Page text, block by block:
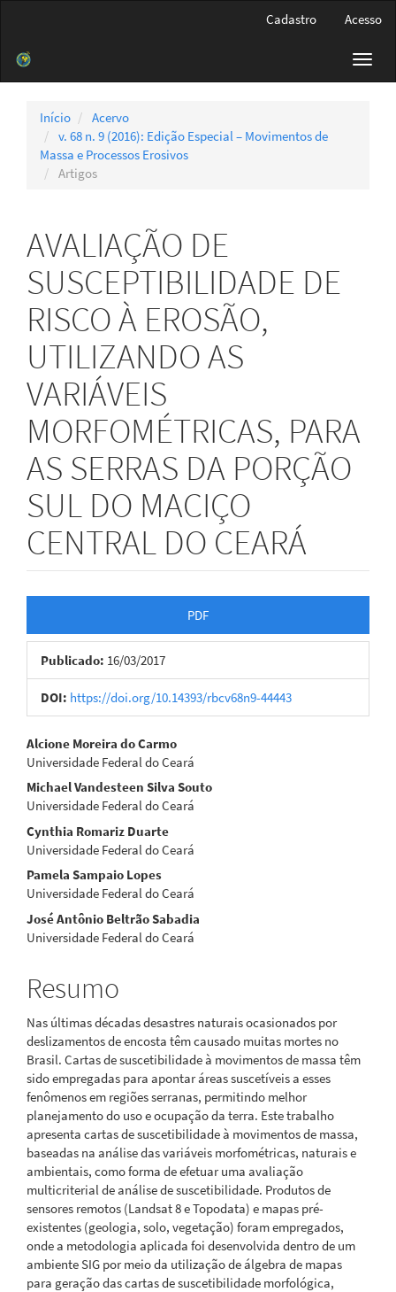
Barra
Cadastro Acesso
Início
Acervo
v. 68 n. 9 (2016): Edição Especial – Movimentos de
Massa e Processos Erosivos
Artigos
AVALIAÇÃO DE
SUSCEPTIBILIDADE DE
RISCO À EROSÃO,
UTILIZANDO AS
VARIÁVEIS
MORFOMÉTRICAS, PARA
AS SERRAS DA PORÇÃO
SUL DO MACIÇO
CENTRAL DO CEARÁ
lateral
de
artigos
PDF
Publicado: 16/03/2017
DOI: https://doi.org/10.14393/rbcv68n9-44443
Conteúdo
do
artigo
principal
Alcione Moreira do Carmo
Universidade Federal do Ceará
Michael Vandesteen Silva Souto
Universidade Federal do Ceará
Cynthia Romariz Duarte
Universidade Federal do Ceará
Pamela Sampaio Lopes
Universidade Federal do Ceará
José Antônio Beltrão Sabadia
Universidade Federal do Ceará
Resumo
Nas últimas décadas desastres naturais ocasionados por
deslizamentos de encosta têm causado muitas mortes no
Brasil. Cartas de suscetibilidade à movimentos de massa têm
sido empregadas para apontar áreas suscetíveis a esses
fenômenos em regiões serranas, permitindo melhor
planejamento do uso e ocupação da terra. Este trabalho
apresenta cartas de suscetibilidade à movimentos de massa,
baseadas na análise das variáveis morfométricas, naturais e
ambientais, como forma de efetuar uma avaliação
multicriterial de análise de suscetibilidade. Produtos de
sensores remotos (Landsat 8 e Topodata) e mapas pré-
existentes (geologia, solo, vegetação) foram empregados,
onde a metodologia aplicada foi desenvolvida dentro de um
ambiente SIG por meio da utilização de álgebra de mapas
para geração das cartas de suscetibilidade morfológica,